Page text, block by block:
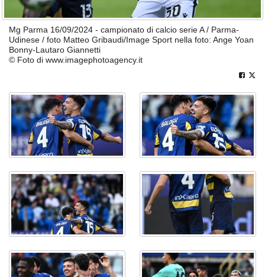
Mg Parma 16/09/2024 - campionato di calcio serie A / Parma-
Udinese / foto Matteo Gribaudi/Image Sport nella foto: Ange Yoan
Bonny-Lautaro Giannetti
© Foto di www.imagephotoagency.it